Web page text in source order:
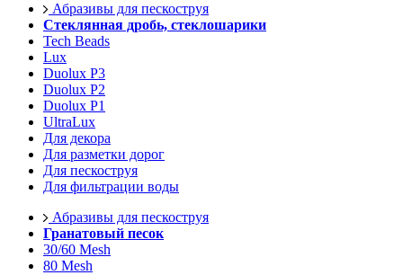
Абразивы для пескоструя
Стеклянная дробь, стеклошарики
Tech Beads
Lux
Duolux P3
Duolux P2
Duolux P1
UltraLux
Для декора
Для разметки дорог
Для пескоструя
Для фильтрации воды
Абразивы для пескоструя
Гранатовый песок
30/60 Mesh
80 Mesh